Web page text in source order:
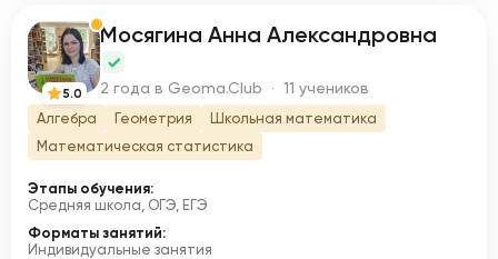
М
5.0
Мосягина Анна Александровна
2 года в Geoma.Club · 11 учеников
Алгебра Геометрия
Школьная математика
Математическая статистика
Этапы обучения:
Средняя школа, ОГЭ, ЕГЭ
Форматы занятий:
Индивидуальные занятия